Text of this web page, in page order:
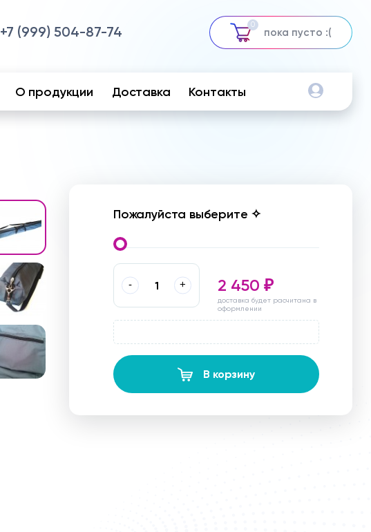
+7 (999) 504-87-74 0
пока пусто :(
О продукции Доставка Контакты
Пожалуйста выберите ✧
- + 2 450 ₽
доставка будет расчитана в
оформлении
В корзину